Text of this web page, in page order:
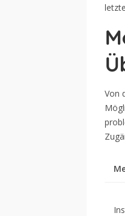
Von